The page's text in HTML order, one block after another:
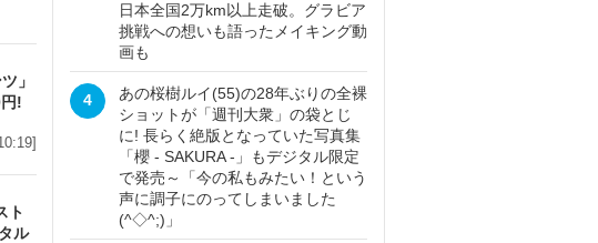
」
!
ト
ル
日本全国2万km以上走破。グラビア
挑戦への想いも語ったメイキング動
画も
4
あの桜樹ルイ(55)の28年ぶりの全裸
ショットが「週刊大衆」の袋とじ
に! 長らく絶版となっていた写真集
「櫻 - SAKURA -」もデジタル限定
で発売～「今の私もみたい！という
声に調子にのってしまいました
(^◇^;)」